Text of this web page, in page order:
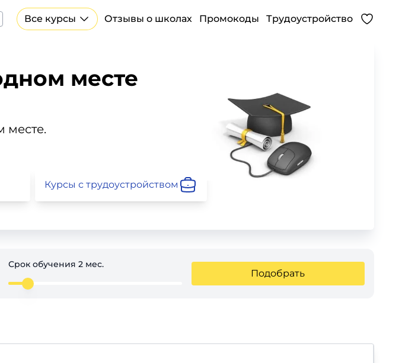
Все курсы Отзывы о школах Промокоды Трудоустройство
месте
месте.
Курсы с трудоустройством
Срок обучения 2 мес.
Подобрать